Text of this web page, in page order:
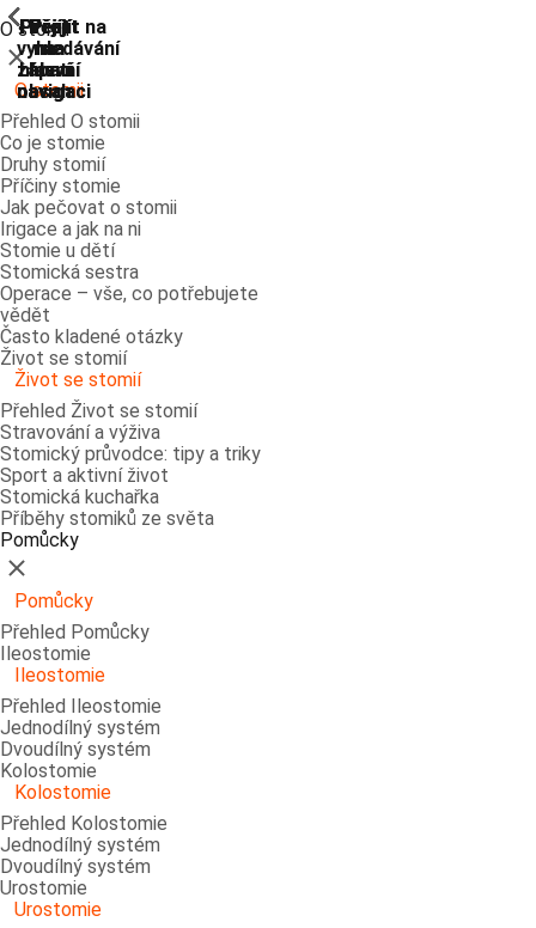
Přejít na
vyhledávání
Přejít
na
hlavní
navigaci
Přejít
na
hlavní
navigaci
Přejít
na
hlavní
obsah
Přejít
na
zápatí
O stomii
ShowPrevious
Zavřít
O stomii
Přehled O stomii
Co je stomie
Druhy stomií
Příčiny stomie
Jak pečovat o stomii
Irigace a jak na ni
Stomie u dětí
Stomická sestra
Operace – vše, co potřebujete
vědět
Často kladené otázky
Život se stomií
ShowPrevious
Život se stomií
Přehled Život se stomií
Stravování a výživa
Stomický průvodce: tipy a triky
Sport a aktivní život
Stomická kuchařka
Příběhy stomiků ze světa
Pomůcky
ShowPrevious
Zavřít
Pomůcky
Přehled Pomůcky
Ileostomie
ShowPrevious
Ileostomie
Přehled Ileostomie
Jednodílný systém
Dvoudílný systém
Kolostomie
ShowPrevious
Kolostomie
Přehled Kolostomie
Jednodílný systém
Dvoudílný systém
Urostomie
ShowPrevious
Urostomie
ShowPrevious
ShowPrevious